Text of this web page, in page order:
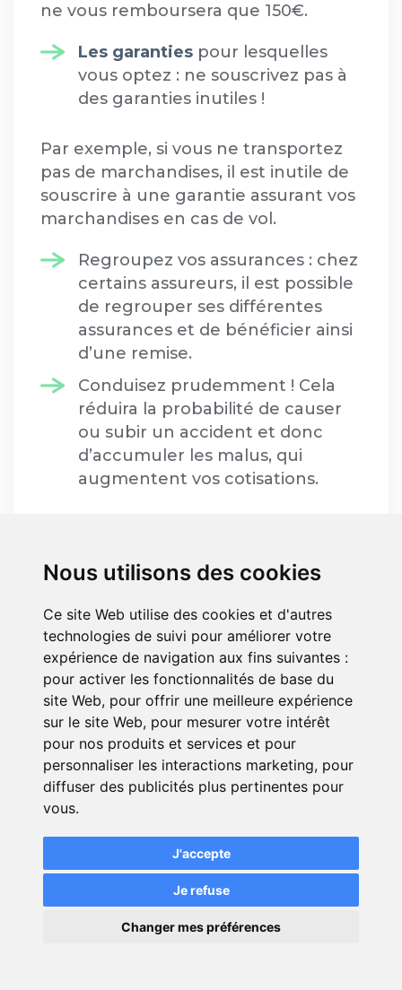
Nous utilisons des cookies
Ce site Web utilise des cookies et d'autres
technologies de suivi pour améliorer votre
expérience de navigation aux fins suivantes :
pour activer les fonctionnalités de base du
site Web, pour offrir une meilleure expérience
sur le site Web, pour mesurer votre intérêt
pour nos produits et services et pour
personnaliser les interactions marketing, pour
diffuser des publicités plus pertinentes pour
vous.
J'accepte
Je refuse
Changer mes préférences
ne vous remboursera que 150€.
Les garanties pour lesquelles
vous optez : ne souscrivez pas à
des garanties inutiles !
Par exemple, si vous ne transportez
pas de marchandises, il est inutile de
souscrire à une garantie assurant vos
marchandises en cas de vol.
Regroupez vos assurances : chez
certains assureurs, il est possible
de regrouper ses différentes
assurances et de bénéficier ainsi
d’une remise.
Conduisez prudemment ! Cela
réduira la probabilité de causer
ou subir un accident et donc
d’accumuler les malus, qui
augmentent vos cotisations.
les tarifs et réduire les coûts ! Un
L’assurance voiture est obligatoire
pour un auto-entrepreneur mais le
type d’assurance auquel vous allez
souscrire dépend de vos besoins et
de votre type d’activité.
Si vous utilisez votre véhicule
occasionnellement, une extension de
garantie peut suffire. Si votre
véhicule est un outil de travail, une
assurance auto professionnelle est
vivement recommandée.
Usage professionnel occasionnel
(consultants, freelances) ➝ extension